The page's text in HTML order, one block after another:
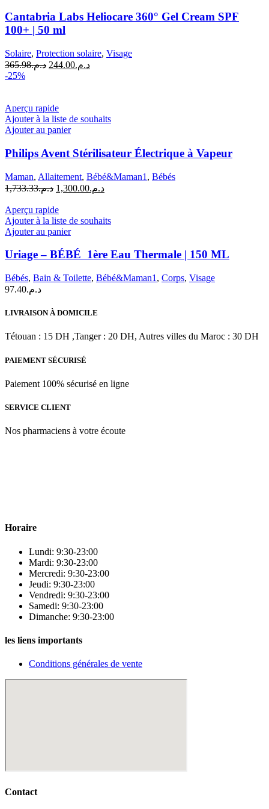
Labs
Heliocare
360°
Cream
SPF
100+
ml
Cantabria Labs Heliocare 360° Gel Cream SPF
100+ | 50 ml
Solaire, Protection solaire, Visage
د.م.365.98
Le
د.م.244.00
Le
-25%
Aperçu rapide
Ajouter à la liste de souhaits
Ajouter au panier
Philips Avent Stérilisateur Électrique à Vapeur
Maman, Allaitement, Bébé&Maman1 , Bébés
د.م.1,733.33
Le
initial
était :
د.م.1,300.00
Le
est :
Aperçu rapide
Ajouter à la liste de souhaits
Ajouter au panier
Uriage – BÉBÉ 1ère Eau Thermale | 150 ML
Bébés, Bain & Toilette, Bébé&Maman1 , Corps, Visage
د.م.97.40
LIVRAISON À DOMICILE
Tétouan : 15 DH ,Tanger : 20 DH, Autres villes du Maroc : 30 DH
PAIEMENT SÉCURISÉ
Paiement 100% sécurisé en ligne
SERVICE CLIENT
Nos pharmaciens à votre écoute
Horaire
Lundi: 9:30-23:00
Mardi: 9:30-23:00
Mercredi: 9:30-23:00
Jeudi: 9:30-23:00
Vendredi: 9:30-23:00
Samedi: 9:30-23:00
Dimanche: 9:30-23:00
les liens importants
Conditions générales de vente
Contact